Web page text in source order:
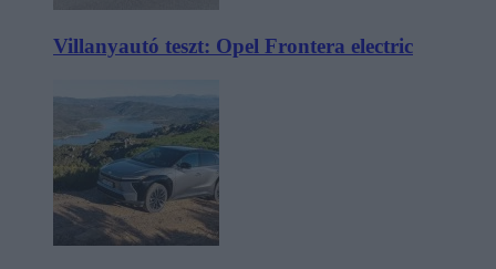
Villanyautó teszt: Opel Frontera electric